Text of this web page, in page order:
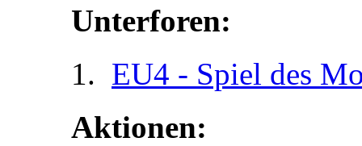
Unterforen:
EU4 - Spiel des
Aktionen: